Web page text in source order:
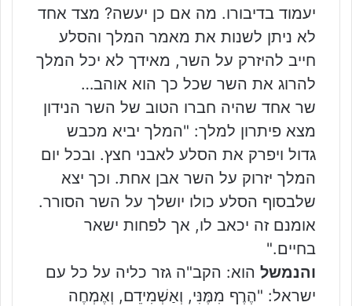
יעמוד בדיבורו. מה אם כן יעשה? מצד אחד
לא ניתן לשנות את מאמר המלך והסלע
חייב להיזרק על השר, מאידך לא יכל המלך
להרוג את השר שכל כך הוא אוהב…
שר אחד שהיה חברו הטוב של השר הנידון
מצא פיתרון למלך: "המלך יביא מכבש
גדול ויפרק את הסלע לאבני חצץ. ובכל יום
המלך יזרוק על השר אבן אחת. וכך יצא
שלבסוף הסלע כולו יושלך על השר הסורר.
אומנם זה יכאב לו, אך לפחות ישאר
בחיים."
והנמשל הוא: הקב"ה גזר כליה על כל עם
ישראל: "הֶרֶף מִמֶּנִּי, וְאַשְׁמִידֵם, וְאֶמְחֶה